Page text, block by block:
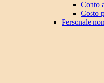
Conto
Costo
Personale